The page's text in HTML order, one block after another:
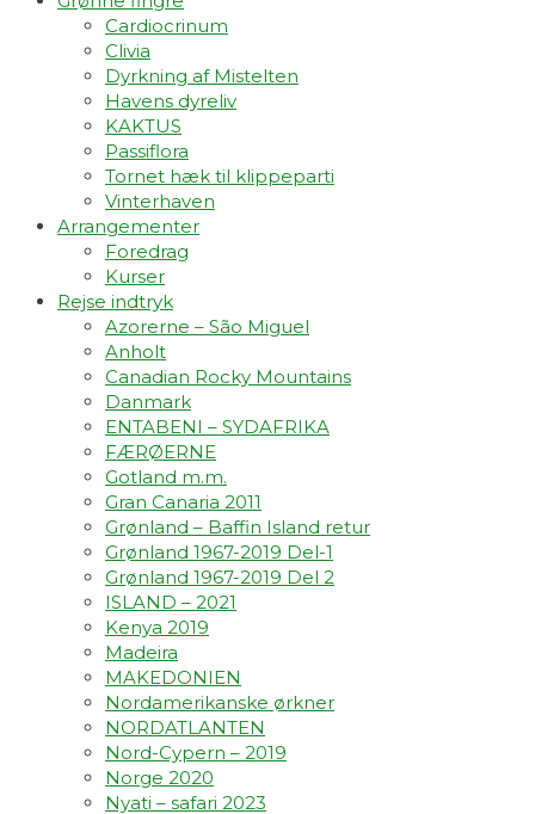
Cardiocrinum
Clivia
Dyrkning af Mistelten
Havens dyreliv
KAKTUS
Passiflora
Tornet hæk til klippeparti
Vinterhaven
Arrangementer
Foredrag
Kurser
Rejse indtryk
Azorerne – São Miguel
Anholt
Canadian Rocky Mountains
Danmark
ENTABENI – SYDAFRIKA
FÆRØERNE
Gotland m.m.
Gran Canaria 2011
Grønland – Baffin Island retur
Grønland 1967-2019 Del-1
Grønland 1967-2019 Del 2
ISLAND – 2021
Kenya 2019
Madeira
MAKEDONIEN
Nordamerikanske ørkner
NORDATLANTEN
Nord-Cypern – 2019
Norge 2020
Nyati – safari 2023